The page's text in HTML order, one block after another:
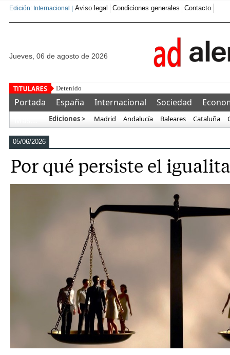
Edición: Internacional | Aviso legal Condiciones generales Contacto
jueves, 06 de agosto de 2026
Detenido un marroquí tras golpear, secuestrar
Portada España Internacional Sociedad
Ediciones > Madrid Andalucía Baleares Cataluña
05/06/2026
Por qué persiste el